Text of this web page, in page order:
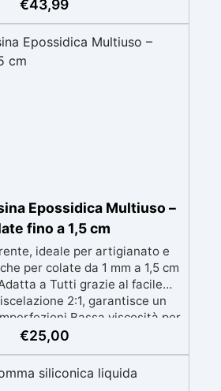
ed il protettivo ✅ Per ogni
al primer universale è
su calcestruzzo, piastrelle e
metrature da 2m² a 100m²,
di pigmenti selezionabili.
€43,99
Epossidica Multiuso –
fino a 1,5 cm
ideale per artigianato e
per colate da 1 mm a 1,5 cm
a Tutti grazie al facile
2:1, garantisce un
Bassa viscosità per
compatibile con legno,
atossica e sicura per il
Bpa Free e senza Solventi
€25,00